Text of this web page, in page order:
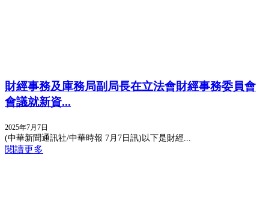
​財經事務及庫務局副局長在立法會財經事務委員會
會議就新資...
2025年7月7日
(中華新聞通訊社/中華時報 7月7日訊)以下是財經...
閱讀更多